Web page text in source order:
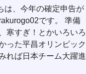
は、今年の確定申告が
です。 準備
寒すぎ！とかいろいろ
った平昌オリンピック
れば日本チーム大躍進